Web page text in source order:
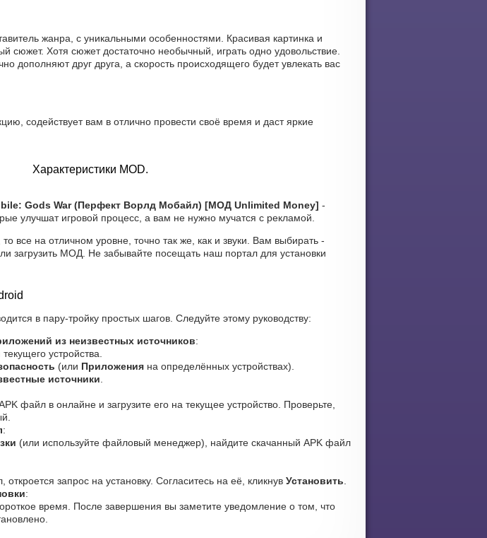
жанра, с уникальными особенностями. Красивая картинка и
сюжет. Хотя сюжет достаточно необычный, играть одно удовольствие.
дополняют друг друга, а скорость происходящего будет увлекать вас
содействует вам в отлично провести своё время и даст яркие
Характеристики MOD.
Gods War (Перфект Ворлд Мобайл) [МОД Unlimited Money] -
улучшат игровой процесс, а вам не нужно мучатся с рекламой.
все на отличном уровне, точно так же, как и звуки. Вам выбирать -
загрузить МОД. Не забывайте посещать наш портал для установки
в пару-тройку простых шагов. Следуйте этому руководству:
из неизвестных источников:
текущего устройства.
(или Приложения на определённых устройствах).
источники
файл в онлайне и загрузите его на текущее устройство. Проверьте,
:
(или используйте файловый менеджер), найдите скачанный APK файл
запрос на установку. Согласитесь на её, кликнув Установить
:
время. После завершения вы заметите уведомление о том, что